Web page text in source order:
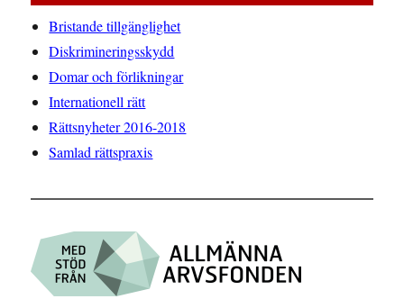
Bristande tillgänglighet
Diskrimineringsskydd
Domar och förlikningar
Internationell rätt
Rättsnyheter 2016-2018
Samlad rättspraxis